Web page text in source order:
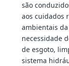
são
aos cuidados
ambientais da
necessidade
de esgoto,
sistema